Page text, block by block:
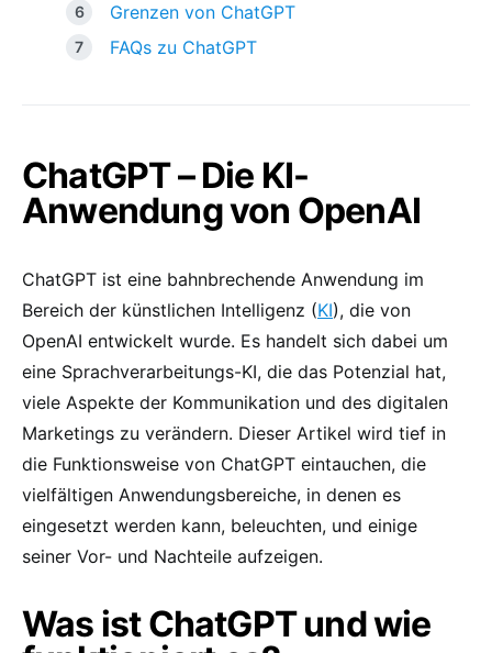
Grenzen von ChatGPT
FAQs zu ChatGPT
ChatGPT – Die KI-
Anwendung von OpenAI
ChatGPT ist eine bahnbrechende Anwendung im
Bereich der künstlichen Intelligenz (KI), die von
OpenAI entwickelt wurde. Es handelt sich dabei um
eine Sprachverarbeitungs-KI, die das Potenzial hat,
viele Aspekte der Kommunikation und des digitalen
Marketings zu verändern. Dieser Artikel wird tief in
die Funktionsweise von ChatGPT eintauchen, die
vielfältigen Anwendungsbereiche, in denen es
eingesetzt werden kann, beleuchten, und einige
seiner Vor- und Nachteile aufzeigen.
Was ist ChatGPT und wie